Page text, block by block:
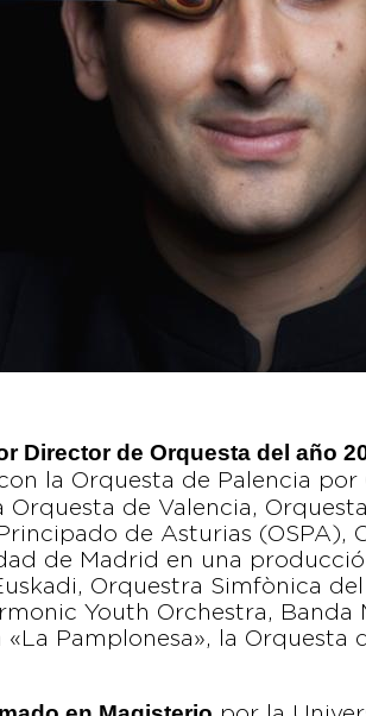
Director de Orquesta del año
la Orquesta de Palencia por
Orquesta de Valencia,
de Asturias (OSPA),
de Madrid en una
Orquestra Simfònica
Youth Orchestra, Banda
Pamplonesa», la Orquesta